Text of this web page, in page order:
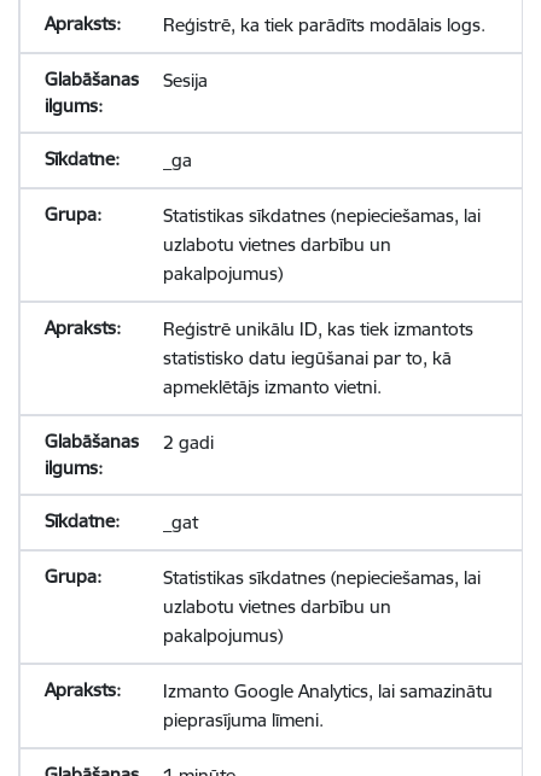
Reģistrē, ka tiek parādīts modālais logs.
Sesija
_ga
Statistikas sīkdatnes (nepieciešamas, lai
uzlabotu vietnes darbību un
pakalpojumus)
Reģistrē unikālu ID, kas tiek izmantots
statistisko datu iegūšanai par to, kā
apmeklētājs izmanto vietni.
2 gadi
_gat
Statistikas sīkdatnes (nepieciešamas, lai
uzlabotu vietnes darbību un
pakalpojumus)
Izmanto Google Analytics, lai samazinātu
pieprasījuma līmeni.